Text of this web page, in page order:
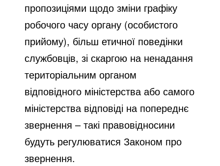
пропозиціями щодо зміни графіку
робочого часу органу (особистого
прийому), більш етичної поведінки
службовців, зі скаргою на ненадання
територіальним органом
відповідного міністерства або самого
міністерства відповіді на попереднє
звернення – такі правовідносини
будуть регулюватися Законом про
звернення.